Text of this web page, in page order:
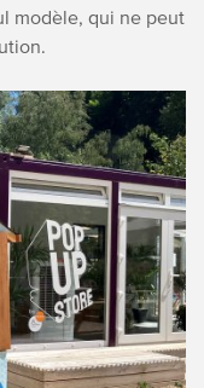
modèle, qui ne peut